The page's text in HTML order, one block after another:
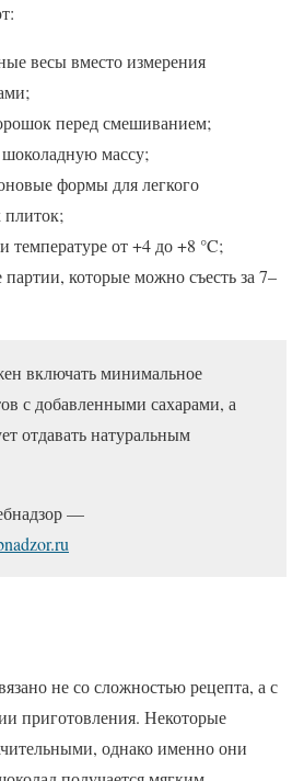
весы вместо измерения
перед смешиванием;
шоколадную массу;
формы для легкого
плиток;
температуре от +4 до +8 °C;
которые можно съесть за 7–
включать минимальное
с добавленными сахарами, а
отдавать натуральным
—
не со сложностью рецепта, а с
приготовления. Некоторые
однако именно они